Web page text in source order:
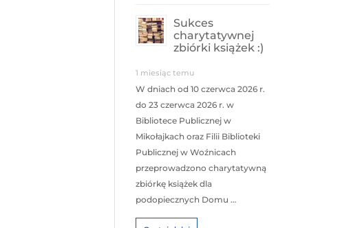
Sukces
charytatywnej
zbiórki książek :)
1 miesiąc temu
W dniach od 10 czerwca 2026 r.
do 23 czerwca 2026 r. w
Bibliotece Publicznej w
Mikołajkach oraz Filii Biblioteki
Publicznej w Woźnicach
przeprowadzono charytatywną
zbiórkę książek dla
podopiecznych Domu …